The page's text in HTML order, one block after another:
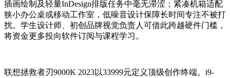
插画绘制及轻量InDesign排版任务中毫无滞涩；紧凑机箱适配
狭小办公桌或移动工作室，低噪音设计保障长时间专注不被打
扰。学生设计师、初创品牌视觉负责人可借此跨越硬件门槛，
将资金更多投向软件订阅与课程学习。
联想拯救者刃9000K 2023以33999元定义顶级创作终端。i9-